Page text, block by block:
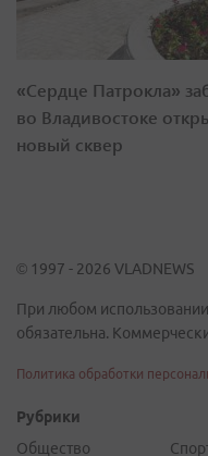
«Сердце Патрокла»
во Владивостоке
новый сквер
© 1997 - 2026 VLADNEWS
При любом
обязательна.
Политика обработки
Рубрики
Общество